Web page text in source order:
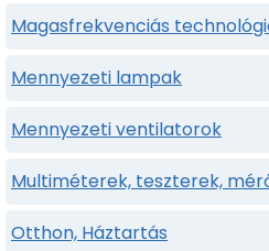
Magasfrekvenciás
Mennyezeti lampak
Mennyezeti ventilatorok
Multiméterek, teszterek,
Otthon, Háztartás